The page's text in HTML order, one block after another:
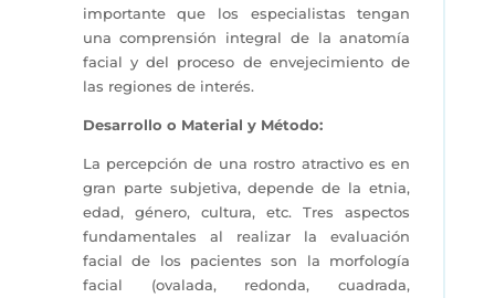
importante que los especialistas tengan
una comprensión integral de la anatomía
facial y del proceso de envejecimiento de
las regiones de interés.
Desarrollo o Material y Método:
La percepción de una rostro atractivo es en
gran parte subjetiva, depende de la etnia,
edad, género, cultura, etc. Tres aspectos
fundamentales al realizar la evaluación
facial de los pacientes son la morfología
facial (ovalada, redonda, cuadrada,